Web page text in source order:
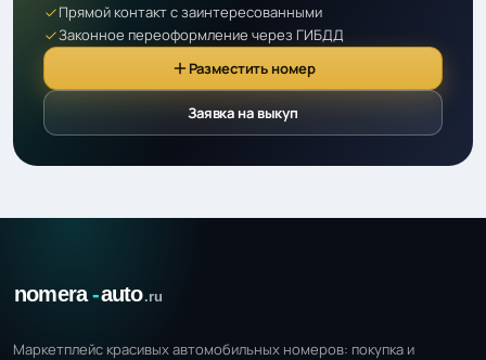
Прямой контакт с заинтересованными
Законное переоформление через ГИБДД
Разместить номер
Заявка на выкуп
Маркетплейс красивых автомобильных номеров: покупка и